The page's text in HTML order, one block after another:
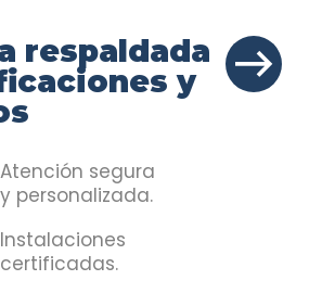
respaldada
y
Atención segura
y personalizada.
Instalaciones
certificadas.